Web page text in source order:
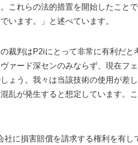
これらの法的措置を開始したこと
います。」と述べています。
裁判はP2iにとって非常に有利だと
ァード深センのみならず、現在フ
ょう。我々は当該技術の使用が差
乱が発生すると想定しています。
に損害賠償を請求する権利を有し